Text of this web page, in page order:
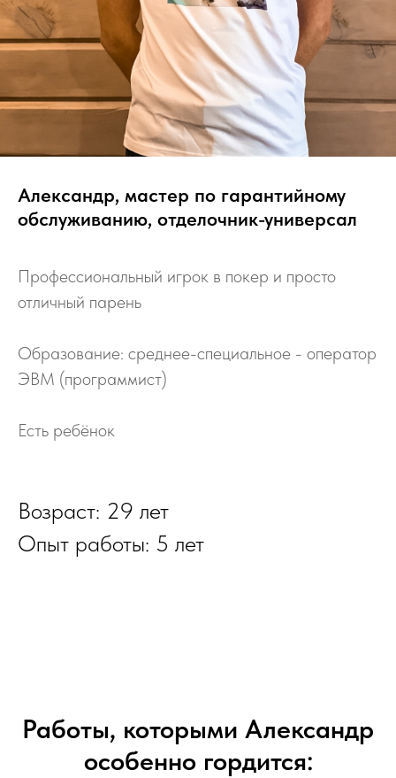
Александр, мастер по гарантийному
обслуживанию, отделочник-универсал
Профессиональный игрок в покер и просто
отличный парень
Образование: среднее-специальное - оператор
ЭВМ (программист)
Есть ребёнок
Возраст: 29 лет
Опыт работы: 5 лет
Работы, которыми Александр
особенно гордится: